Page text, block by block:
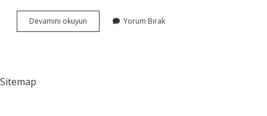
Devamını okuyun
Sektör
Yorum Bırak
Sitemap